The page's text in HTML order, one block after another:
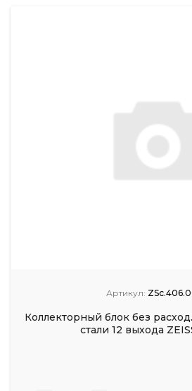
Артикул:
Коллекторный блок без
стали 12 выхода